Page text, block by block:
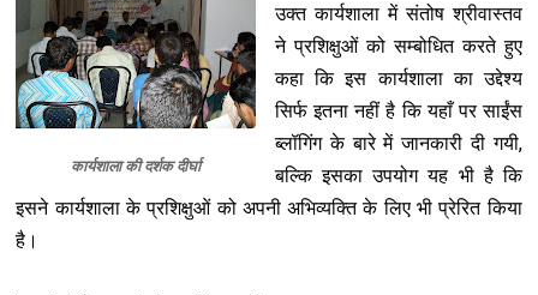
कार्यशाला की दर्शक दीर्घा
उक्त कार्यशाला में संतोष श्रीवास्तव
ने प्रशिक्षुओं को सम्बोधित करते हुए
कहा कि इस कार्यशाला का उद्देश्य
सिर्फ इतना नहीं है कि यहाँ पर साईंस
ब्लॉगिंग के बारे में जानकारी दी गयी,
बल्कि इसका उपयोग यह भी है कि
इसने कार्यशाला के प्रशिक्षुओं को अपनी अभिव्यक्ति के लिए भी प्रेरित किया
है।